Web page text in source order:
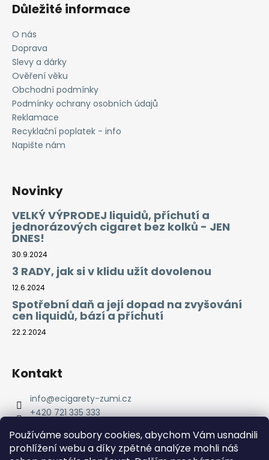
Používáme soubory cookies, abychom Vám usnadnili
prohlížení webu a díky zpětné analýze mohli náš
Důležité informace
O nás
Doprava
Slevy a dárky
Ověření věku
Obchodní podmínky
Podmínky ochrany osobních údajů
Reklamace
Recyklační poplatek - info
Napište nám
Novinky
VELKÝ VÝPRODEJ liquidů, příchutí a
jednorázových cigaret bez kolků - JEN
DNES!
30.9.2024
3 RADY, jak si v klidu užít dovolenou
12.6.2024
Spotřební daň a její dopad na zvyšování
cen liquidů, bází a příchutí
22.2.2024
Kontakt
info@ecigarety-zumi.cz
+420 721 335 333